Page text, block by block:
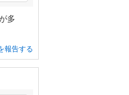
多
報告する